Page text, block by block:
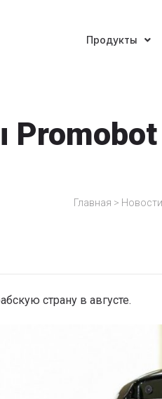
Продукты
Главная > Новости
страну в августе.